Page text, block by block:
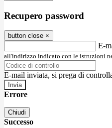
Recupero password
button close ×
E-
all'indirizzo indicato con le istruzioni
E-mail inviata, si prega di
Errore
Chiudi
Successo